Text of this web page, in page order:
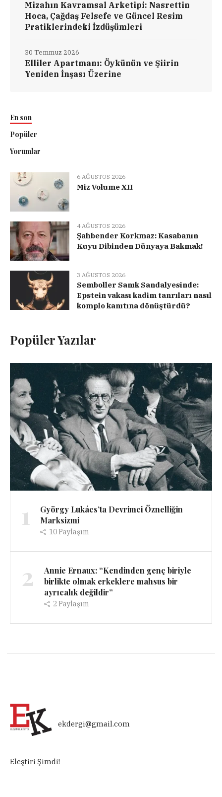
Mizahın Kavramsal Arketipi: Nasrettin
Hoca, Çağdaş Felsefe ve Güncel Resim
Pratiklerindeki İzdüşümleri
Elliler Apartmanı: Öykünün ve Şiirin
Yeniden İnşası Üzerine
30 Temmuz 2026
En son
Popüler
Yorumlar
6 AĞUSTOS 2026
Miz Volume XII
4 AĞUSTOS 2026
Şahbender Korkmaz: Kasabanın
Kuyu Dibinden Dünyaya Bakmak!
3 AĞUSTOS 2026
Semboller Sanık Sandalyesinde:
Epstein vakası kadim tanrıları nasıl
komplo kanıtına dönüştürdü?
Popüler Yazılar
1
György Lukács’ta Devrimci Öznelliğin
Marksizmi
10Paylaşım
2
Annie Ernaux: “Kendinden genç biriyle
birlikte olmak erkeklere mahsus bir
ayrıcalık değildir”
2 Paylaşım
ekdergi@gmail.com
Eleştiri Şimdi!